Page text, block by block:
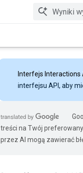
Interfejs Interactions
interfejsu API, aby
treści na Twój
przez AI mogą zawierać